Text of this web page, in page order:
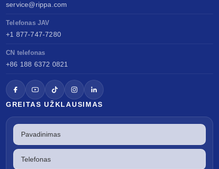
service@rippa.com
Telefonas JAV
+1 877-747-7280
CN telefonas
+86 188 6372 0821
GREITAS UŽKLAUSIMAS